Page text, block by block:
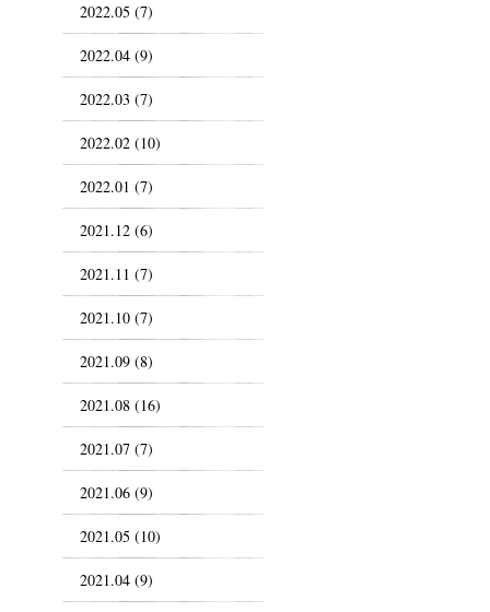
2022.05 (7)
2022.04 (9)
2022.03 (7)
2022.02 (10)
2022.01 (7)
2021.12 (6)
2021.11 (7)
2021.10 (7)
2021.09 (8)
2021.08 (16)
2021.07 (7)
2021.06 (9)
2021.05 (10)
2021.04 (9)